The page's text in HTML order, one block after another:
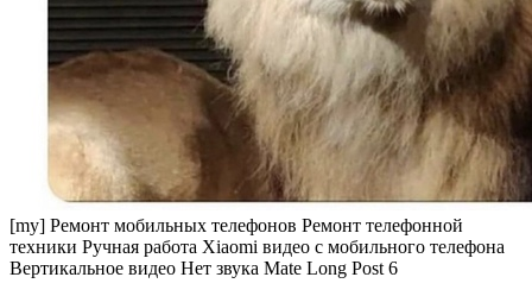
[my] Ремонт мобильных телефонов Ремонт телефонной
техники Ручная работа Xiaomi видео с мобильного телефона
Вертикальное видео Нет звука Mate Long Post 6